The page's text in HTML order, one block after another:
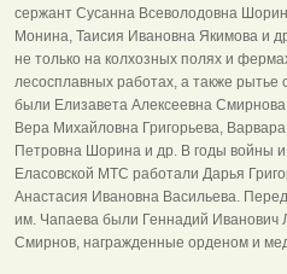
сержант Сусанна Всеволодовна
Монина, Таисия Ивановна Якимова и
не только на колхозных полях и
лесосплавных работах, а также рытье
были Елизавета Алексеевна
Вера Михайловна Григорьева,
Петровна Шорина и др. В годы войны
Еласовской МТС работали Дарья
Анастасия Ивановна Васильева.
им. Чапаева были Геннадий Иванович
Смирнов, награжденные орденом и